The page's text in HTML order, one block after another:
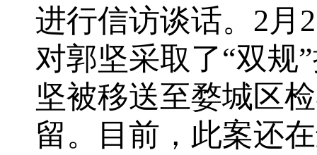
进行信访谈话。2月
对郭坚采取了“双规
坚被移送至婺城区
留。目前，此案